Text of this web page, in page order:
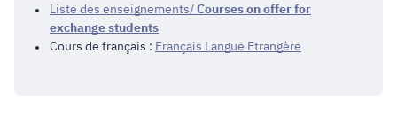
Liste des enseignements/Courses on offer for
exchange students
Cours de français : Français Langue Etrangère